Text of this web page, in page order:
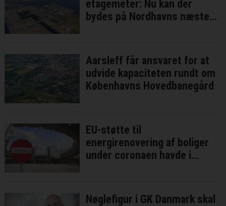
etagemeter: Nu kan der
bydes på Nordhavns næste
Aarsleff får ansvaret for at
udvide kapaciteten rundt om
Københavns Hovedbanegård
EU-støtte til
energirenovering af boliger
under coronaen havde i
Nøglefigur i GK Danmark skal